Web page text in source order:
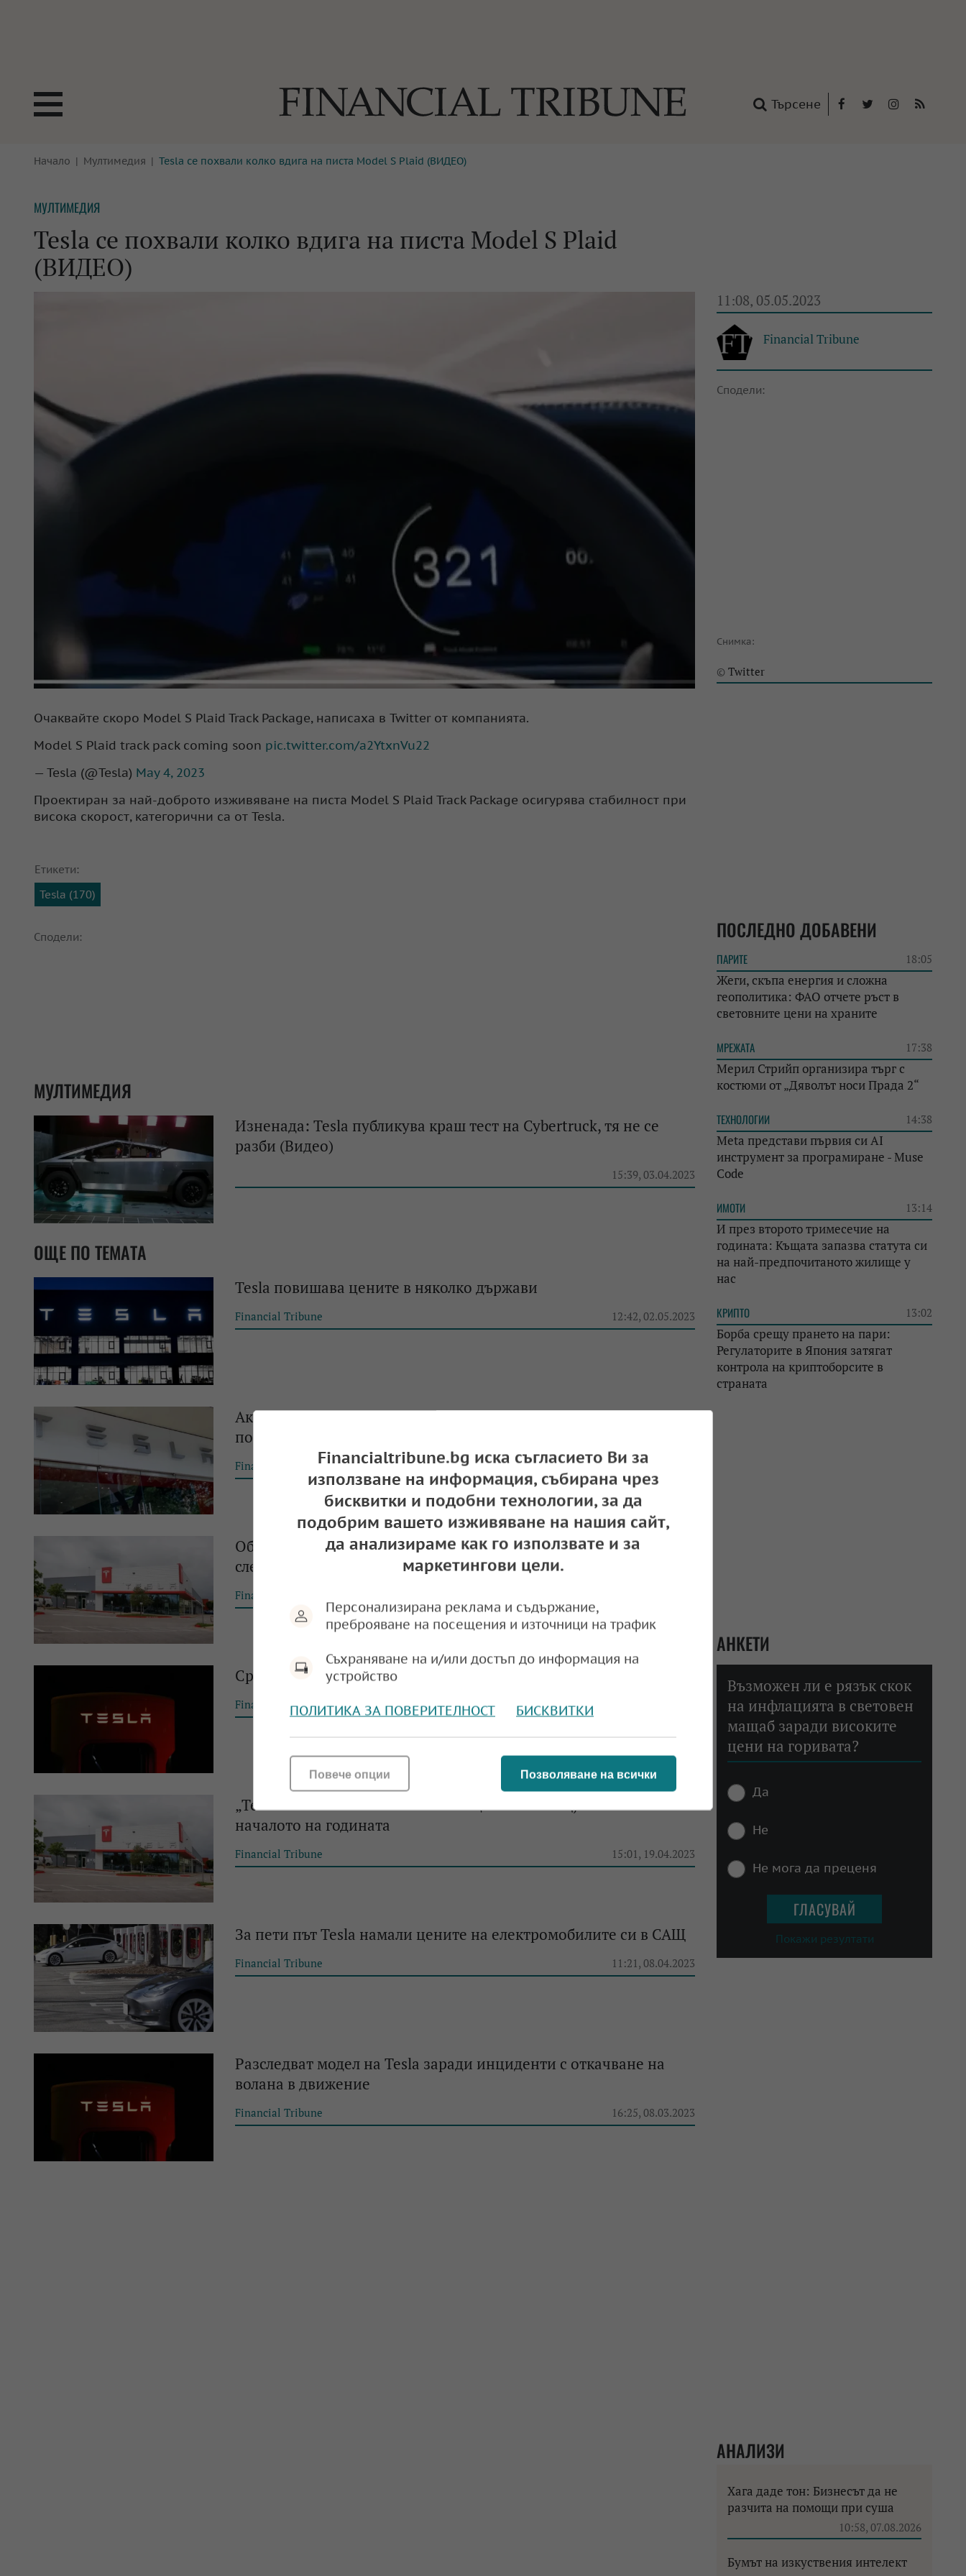
Търсене
БОРСИ
КРИПТО
БАНКИ
ПАРИТЕ
ЗАСТРАХОВАНЕ
ТЕХНОЛОГИИ
ИМОТИ
Начало Мултимедия Tesla се похвали колко вдига на писта Model S Plaid (ВИДЕО)
МУЛТИМЕДИЯ
Tesla се похвали колко вдига на писта Model S Plaid
(ВИДЕО)
11:08, 05.05.2023
Financial Tribune
Сподели:
Снимка:
© Twitter
Очаквайте скоро Model S Plaid Track Package, написаха в Twitter от компанията.
Model S Plaid track pack coming soon pic.twitter.com/a2YtxnVu22
— Tesla (@Tesla) May 4, 2023
Проектиран за най-доброто изживяване на писта Model S Plaid Track Package осигурява стабилност при
висока скорост, категорични са от Tesla.
Етикети:
Tesla (170)
Сподели:
МУЛТИМЕДИЯ
Изненада: Tesla публикува краш тест на Cybertruck, тя не се
разби (Видео)
15:39, 03.04.2023
ОЩЕ ПО ТЕМАТА
Tesla повишава цените в няколко държави
Financial Tribune 12:42, 02.05.2023
Акциите на Tesla скочиха, след като производителят отново
повиши цените на колите си
Financial Tribune 20:28, 21.04.2023
Обрат: Tesla повишава цените на електромобилите си в САЩ,
след като ги свали 6 пъти
Financial Tribune
Срив в печалбата на Tesla през първото тримесечие
Financial Tribune
„Tesla“ обяви ново намаление на цените в САЩ, шесто от
началото на годината
Financial Tribune 15:01, 19.04.2023
За пети път Tesla намали цените на електромобилите си в САЩ
Financial Tribune 11:21, 08.04.2023
Разследват модел на Tesla заради инциденти с откачване на
волана в движение
Financial Tribune 16:25, 08.03.2023
ПОСЛЕДНО ДОБАВЕНИ
ПАРИТЕ 18:05
Жеги, скъпа енергия и сложна
геополитика: ФАО отчете ръст в
световните цени на храните
МРЕЖАТА 17:38
Мерил Стрийп организира търг с
костюми от „Дяволът носи Прада 2“
ТЕХНОЛОГИИ 14:38
Meta представи първия си AI
инструмент за програмиране - Muse
Code
ИМОТИ 13:14
И през второто тримесечие на
годината: Къщата запазва статута си
на най-предпочитаното жилище у
нас
КРИПТО 13:02
Борба срещу прането на пари:
Регулаторите в Япония затягат
контрола на криптоборсите в
страната
АНКЕТИ
Възможен ли е рязък скок
на инфлацията в световен
мащаб заради високите
цени на горивата?
Да
Не
Не мога да преценя
Покажи резултати
АНАЛИЗИ
Хага даде тон: Бизнесът да не
разчита на помощи при суша
10:58, 07.08.2026
Бумът на изкуствения интелект
Financialtribune.bg иска съгласието Ви за
използване на информация, събирана чрез
бисквитки и подобни технологии, за да
подобрим вашето изживяване на нашия сайт,
да анализираме как го използвате и за
маркетингови цели.
Персонализирана реклама и съдържание,
преброяване на посещения и източници на трафик
Съхраняване на и/или достъп до информация на
устройство
ПОЛИТИКА ЗА ПОВЕРИТЕЛНОСТ БИСКВИТКИ
Позволяване на всички
Повече опции